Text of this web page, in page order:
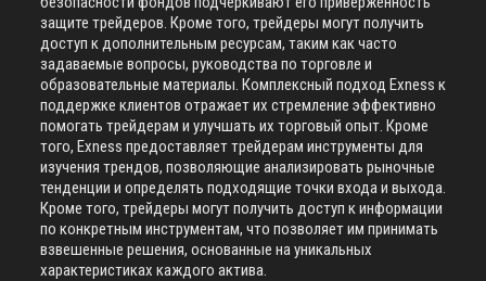
защите трейдеров. Кроме того, трейдеры могут получить
доступ к дополнительным ресурсам, таким как часто
задаваемые вопросы, руководства по торговле и
образовательные материалы. Комплексный подход Exness к
поддержке клиентов отражает их стремление эффективно
помогать трейдерам и улучшать их торговый опыт. Кроме
того, Exness предоставляет трейдерам инструменты для
изучения трендов, позволяющие анализировать рыночные
тенденции и определять подходящие точки входа и выхода.
Кроме того, трейдеры могут получить доступ к информации
по конкретным инструментам, что позволяет им принимать
взвешенные решения, основанные на уникальных
характеристиках каждого актива.